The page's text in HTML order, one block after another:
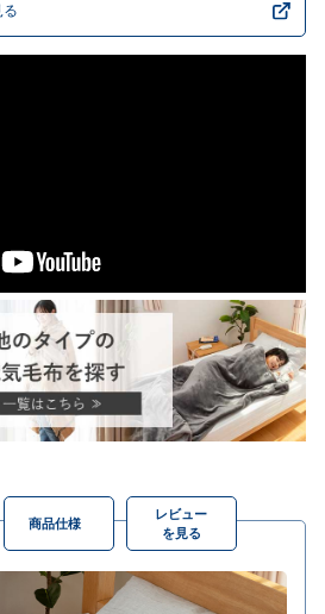
る
商品仕様
レビュー
を見る